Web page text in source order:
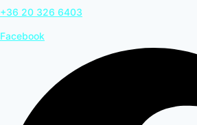
+36 20 326 6403
Facebook